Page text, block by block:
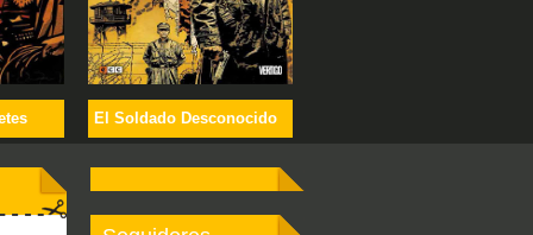
El Soldado Desconocido